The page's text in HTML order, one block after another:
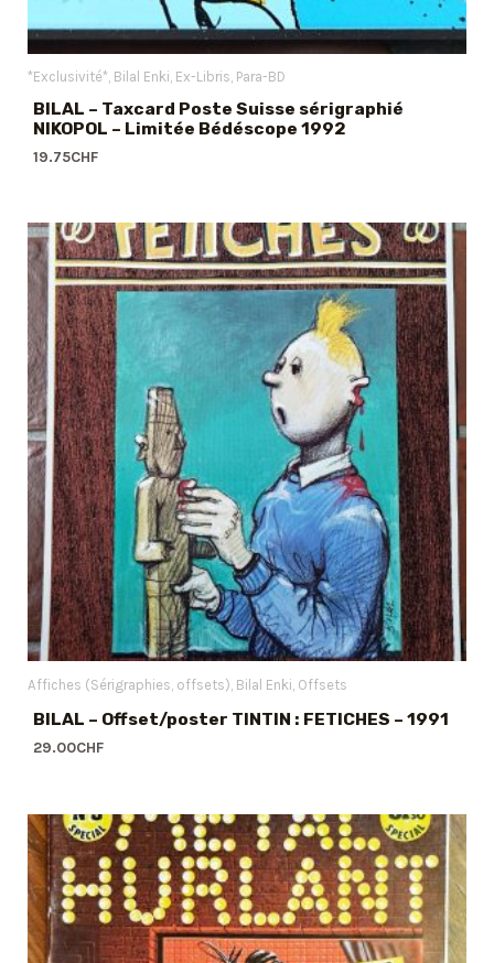
*Exclusivité* Bilal Enki Ex-Libris Para-BD
BILAL – Taxcard Poste Suisse sérigraphié
NIKOPOL – Limitée Bédéscope 1992
19.75CHF
Affiches (Sérigraphies, offsets) Bilal Enki Offsets
BILAL – Offset/poster TINTIN : FETICHES – 1991
29.00CHF